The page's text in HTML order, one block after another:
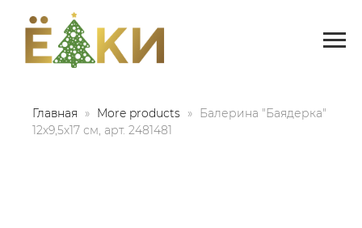
Главная More products
Балерина "Баядерка"
12х9,5х17 см, арт. 2481481